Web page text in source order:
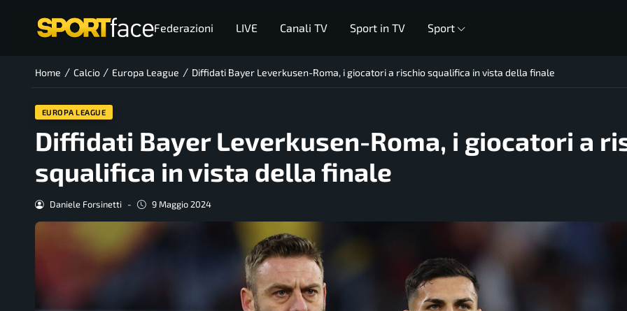
Federazioni LIVE Canali TV Sport in TV Sport
Home / Calcio / Europa League / Diffidati Bayer Leverkusen-Roma, i giocatori a rischio squalifica in vista della finale
EUROPA LEAGUE
Diffidati Bayer Leverkusen-Roma, i giocatori a
squalifica in vista della finale
Daniele Forsinetti - 9 Maggio 2024